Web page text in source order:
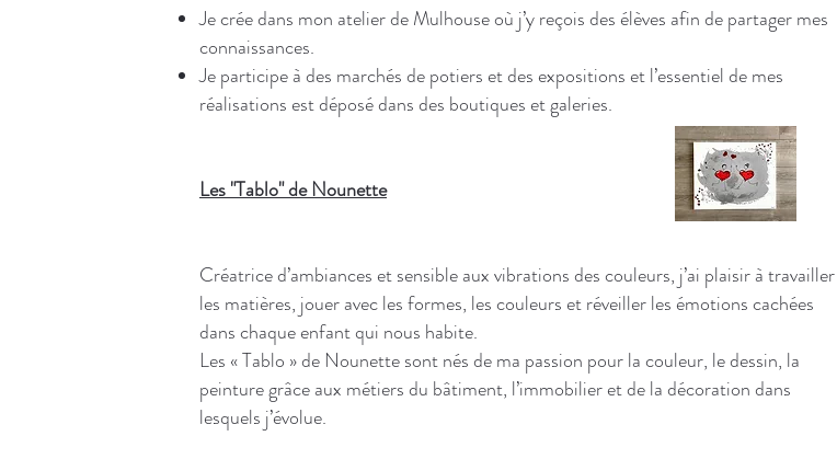
Je crée dans mon atelier de Mulhouse où j’y reçois des élèves afin de partager mes
connaissances.
Je participe à des marchés de potiers et des expositions et l’essentiel de mes
réalisations est déposé dans des boutiques et galeries.
Les "Tablo" de Nounette
Créatrice d’ambiances et sensible aux vibrations des couleurs, j’ai plaisir à travailler
les matières, jouer avec les formes, les couleurs et réveiller les émotions cachées
dans chaque enfant qui nous habite.
Les « Tablo » de Nounette sont nés de ma passion pour la couleur, le dessin, la
peinture grâce aux métiers du bâtiment, l’immobilier et de la décoration dans
lesquels j’évolue.